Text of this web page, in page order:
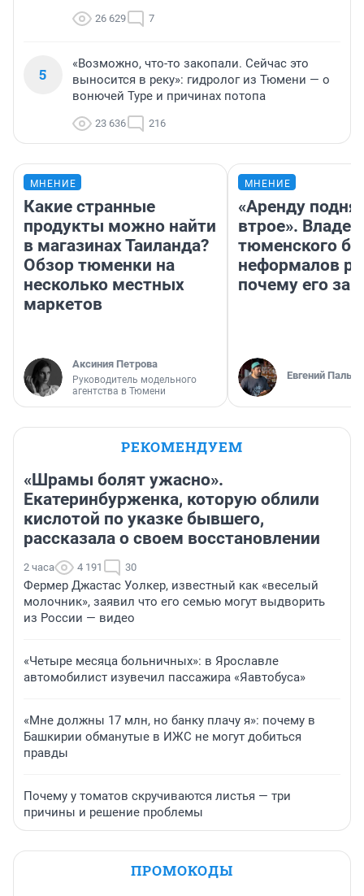
26 629 7
5
«Возможно, что-то закопали. Сейчас это
выносится в реку»: гидролог из Тюмени — о
вонючей Туре и причинах потопа
23 636 216
МНЕНИЕ
Какие странные
продукты можно найти
в магазинах Таиланда?
Обзор тюменки на
несколько местных
маркетов
Аксиния Петрова
Руководитель модельного
агентства в Тюмени
МНЕНИЕ
«Аренду
втрое».
тюменского
неформалов
почему его
Евгений
РЕКОМЕНДУЕМ
«Шрамы болят ужасно».
Екатеринбурженка, которую облили
кислотой по указке бывшего,
рассказала о своем восстановлении
2 часа 4 191 30
Фермер Джастас Уолкер, известный как «веселый
молочник», заявил что его семью могут выдворить
из России — видео
«Четыре месяца больничных»: в Ярославле
автомобилист изувечил пассажира «Яавтобуса»
«Мне должны 17 млн, но банку плачу я»: почему в
Башкирии обманутые в ИЖС не могут добиться
правды
Почему у томатов скручиваются листья — три
причины и решение проблемы
ПРОМОКОДЫ